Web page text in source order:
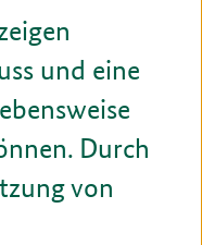
und eine
Durch
von